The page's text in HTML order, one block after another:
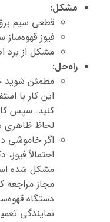
مشکل:
قطعی سیم
فیوز
مشکل از برد
راه‌حل:
مطمئن شوید
این کار با
کنید. سپس
لحاظ ظاهری
اگر خاموشی
احتمالاً
مشکل شده
مجاز مراجعه
دستگاه
نمایندگی